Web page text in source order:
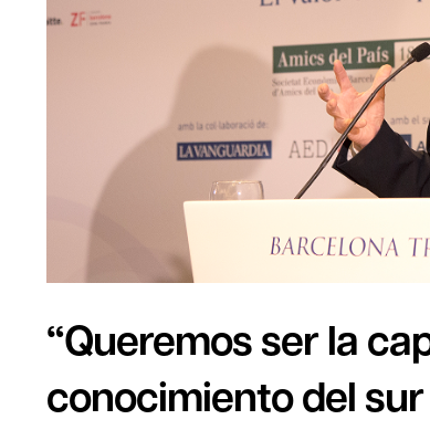
“Queremos ser la
conocimiento del